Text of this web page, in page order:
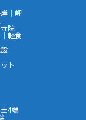
｜岬
院
軽食
ト
4端